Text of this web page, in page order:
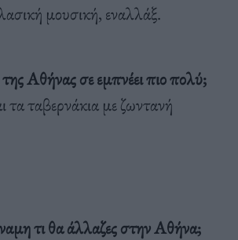
μουσική, εναλλάξ.
Αθήνας σε εμπνέει πιο πολύ;
τα ταβερνάκια με ζωντανή
τι θα άλλαζες στην Αθήνα;